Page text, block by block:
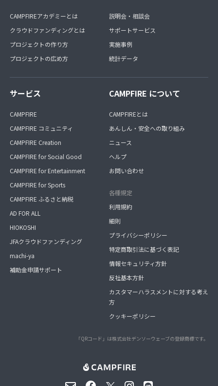
CAMPFIREアカデミーとは
クラウドファンディングとは
プロジェクトの作り方
プロジェクトの広め方
説明会・相談会
サポートサービス
実施事例
統計データ
サービス
CAMPFIRE
CAMPFIRE コミュニティ
CAMPFIRE Creation
CAMPFIRE for Social Good
CAMPFIRE for Entertainment
CAMPFIRE for Sports
CAMPFIRE ふるさと納税
AD FOR ALL
HIOKOSHI
JFAクラウドファンディング
machi-ya
補助金申請サポート
CAMPFIRE について
CAMPFIREとは
あんしん・安全への取り組み
ニュース
ヘルプ
お問い合わせ
各種規定
利用規約
細則
プライバシーポリシー
特定商取引法に基づく表記
情報セキュリティ方針
反社基本方針
カスタマーハラスメントに対する考え
方
クッキーポリシー
「QRコード」は株式会社デンソーウェーブの登録商標です。